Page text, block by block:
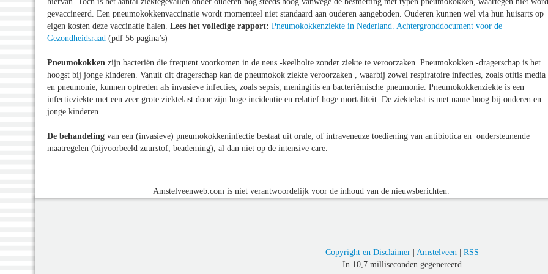
gevaccineerd. Een pneumokokkenvaccinatie wordt momenteel niet standaard aan ouderen aangeboden. Ouderen kunnen wel via hun huisarts op
eigen kosten deze vaccinatie halen. Lees het volledige rapport: Pneumokokkenziekte in Nederland. Achtergronddocument voor de
Gezondheidsraad (pdf 56 pagina’s)
Pneumokokken zijn bacteriën die frequent voorkomen in de neus -keelholte zonder ziekte te veroorzaken. Pneumokokken -dragerschap is het
hoogst bij jonge kinderen. Vanuit dit dragerschap kan de pneumokok ziekte veroorzaken , waarbij zowel respiratoire infecties, zoals otitis media
en pneumonie, kunnen optreden als invasieve infecties, zoals sepsis, meningitis en bacteriëmische pneumonie. Pneumokokkenziekte is een
infectieziekte met een zeer grote ziektelast door zijn hoge incidentie en relatief hoge mortaliteit. De ziektelast is met name hoog bij ouderen en
jonge kinderen.
De behandeling van een (invasieve) pneumokokkeninfectie bestaat uit orale, of intraveneuze toediening van antibiotica en ondersteunende
maatregelen (bijvoorbeeld zuurstof, beademing), al dan niet op de intensive care.
Amstelveenweb.com is niet verantwoordelijk voor de inhoud van de nieuwsberichten.
Copyright en Disclaimer| Amstelveen | RSS
In 10,7 milliseconden gegenereerd